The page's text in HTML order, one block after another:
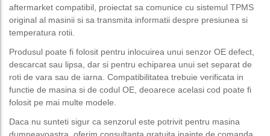
aftermarket compatibil, proiectat sa comunice cu sistemul TPMS
original al masinii si sa transmita informatii despre presiunea si
temperatura rotii.
Produsul poate fi folosit pentru inlocuirea unui senzor OE defect,
descarcat sau lipsa, dar si pentru echiparea unui set separat de
roti de vara sau de iarna. Compatibilitatea trebuie verificata in
functie de masina si de codul OE, deoarece acelasi cod poate fi
folosit pe mai multe modele.
Daca nu sunteti sigur ca senzorul este potrivit pentru masina